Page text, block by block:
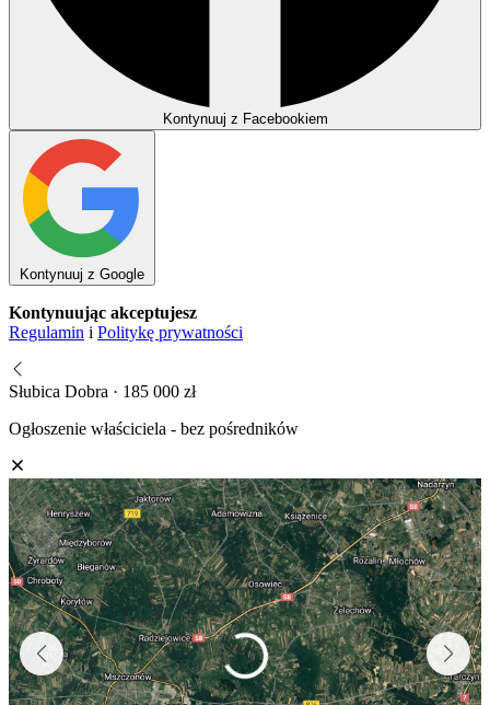
Kontynuuj z Facebookiem
Kontynuuj z Google
Kontynuując akceptujesz
Regulamin i Politykę prywatności
Słubica Dobra · 185 000 zł
Ogłoszenie właściciela - bez pośredników